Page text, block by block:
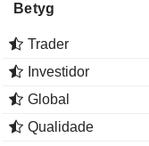
Betyg
Trader
Investidor
Global
Qualidade